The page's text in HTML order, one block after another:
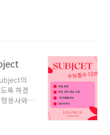
의
록 하겠
용사와
등장하